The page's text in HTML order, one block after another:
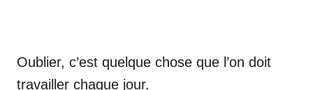
Oublier, c’est quelque chose que l’on doit
travailler chaque jour.